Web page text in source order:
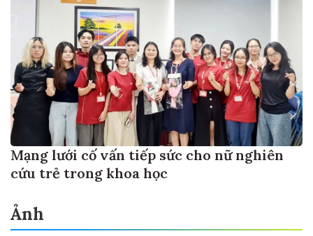
Mạng lưới cố vấn tiếp sức cho nữ nghiên
cứu trẻ trong khoa học
Ảnh